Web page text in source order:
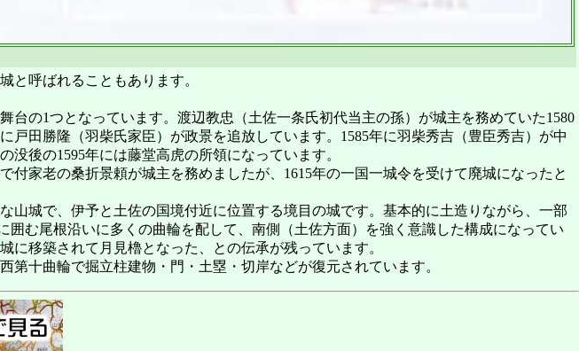
と呼ばれることもあります。
の1つとなっています。渡辺教忠（土佐一条氏初代当主の孫）が城主を務めていた1580
田勝隆（羽柴氏家臣）が政景を追放しています。1585年に羽柴秀吉（豊臣秀吉）が中
後の1595年には藤堂高虎の所領になっています。
家老の桑折景頼が城主を務めましたが、1615年の一国一城令を受けて廃城になったと
城で、伊予と土佐の国境付近に位置する境目の城です。基本的に土造りながら、一部
む尾根沿いに多くの曲輪を配して、南側（土佐方面）を強く意識した構成になってい
移築されて月見櫓となった、との伝承が残っています。
十曲輪で掘立柱建物・門・土塁・切岸などが復元されています。